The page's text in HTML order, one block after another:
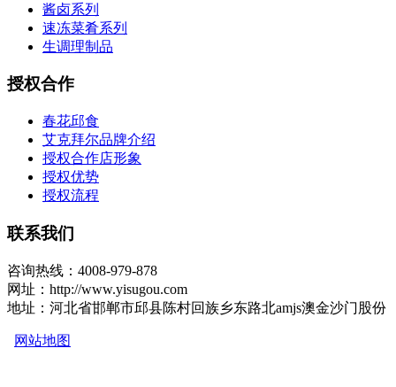
酱卤系列
速冻菜肴系列
生调理制品
授权合作
春花邱食
艾克拜尔品牌介绍
授权合作店形象
授权优势
授权流程
联系我们
咨询热线：4008-979-878
网址：http://www.yisugou.com
地址：河北省邯郸市邱县陈村回族乡东路北amjs澳金沙门股份
网站地图